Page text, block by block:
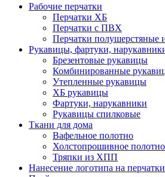
Рабочие перчатки
Перчатки ХБ
Перчатки с ПВХ
Перчатки полушерстяные
Рукавицы, фартуки,
Брезентовые рукавицы
Комбинированные
Утепленные рукавицы
ХБ рукавицы
Фартуки, нарукавники
Рукавицы спилковые
Ткани для дома
Вафельное полотно
Холстопрошивное полотно
Тряпки из ХПП
Нанесение логотипа на перчатки